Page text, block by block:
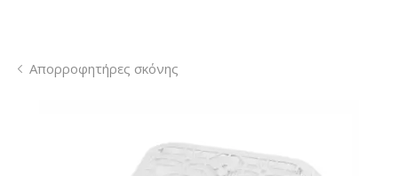
Απορροφητήρες σκόνης